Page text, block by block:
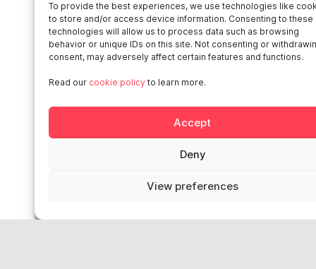
To provide the best experiences, we use technologies like
to store and/or access device information. Consenting to these
technologies will allow us to process data such as browsing
behavior or unique IDs on this site. Not consenting or
consent, may adversely affect certain features and functions.
Read our cookie policy to learn more.
Accept
Deny
View preferences
Home
Social networks
Smart in Europe